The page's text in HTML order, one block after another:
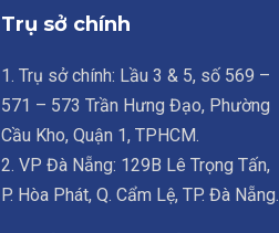
Trụ sở chính
1. Trụ sở chính: Lầu 3 & 5, số 569 –
571 – 573 Trần Hưng Đạo, Phường
Cầu Kho, Quận 1, TPHCM.
2. VP Đà Nẵng: 129B Lê Trọng Tấn,
P. Hòa Phát, Q. Cẩm Lệ, TP. Đà Nẵng.